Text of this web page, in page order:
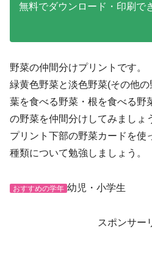
無料でダウンロード・印刷で
野菜の仲間分けプリントです。
緑黄色野菜と淡色野菜(その他の
葉を食べる野菜・根を食べる野
の野菜を仲間分けしてみましょ
プリント下部の野菜カードを使
種類について勉強しましょう。
おすすめの学年 幼児・小学生
スポンサー